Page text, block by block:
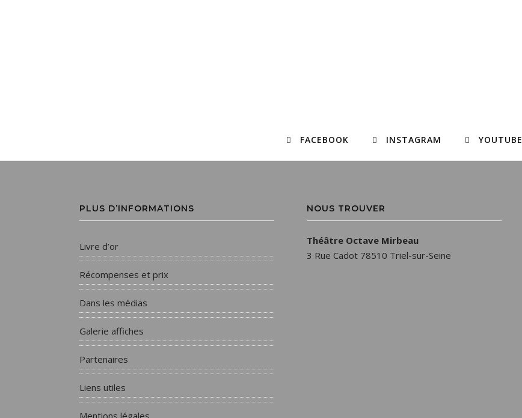
FACEBOOK INSTAGRAM YOUTUBE
PLUS D’INFORMATIONS
Livre d’or
Récompenses et prix
Dans les médias
Galerie affiches
Partenaires
Liens utiles
Mentions légales
NOUS TROUVER
Théâtre Octave Mirbeau
3 Rue Cadot 78510 Triel-sur-Seine